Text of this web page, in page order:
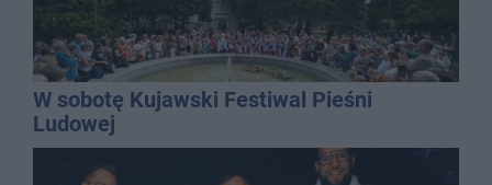
W sobotę Kujawski Festiwal Pieśni
Ludowej